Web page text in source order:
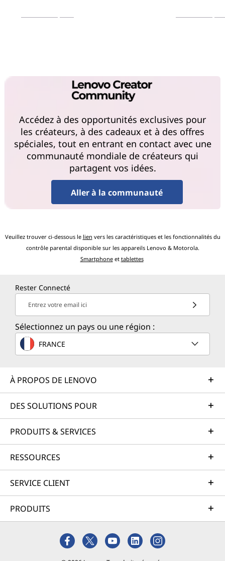
Accédez à des opportunités exclusives pour
les créateurs, à des cadeaux et à des offres
spéciales, tout en entrant en contact avec une
communauté mondiale de créateurs qui
partagent vos idées.
Aller à la communauté
Veuillez trouver ci-dessous le lien vers les caractéristiques et les fonctionnalités du
contrôle parental disponible sur les appareils Lenovo & Motorola.
Smartphoneet tablettes
Rester Connecté
Entrez votre email ici
Sélectionnez un pays ou une région :
FRANCE
À PROPOS DE LENOVO
DES SOLUTIONS POUR
PRODUITS & SERVICES
RESSOURCES
SERVICE CLIENT
PRODUITS